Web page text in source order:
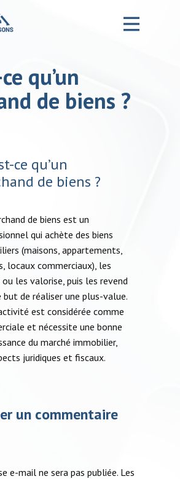
MDB
PODCAST MDB!
qu’un
de biens ?
ce qu’un
de biens ?
de biens est un
qui achète des biens
(maisons, appartements,
locaux commerciaux), les
les valorise, puis les revend
but de réaliser une plus-value.
est considérée comme
et nécessite une bonne
du marché immobilier,
juridiques et fiscaux.
un commentaire
e-mail ne sera pas publiée. Les